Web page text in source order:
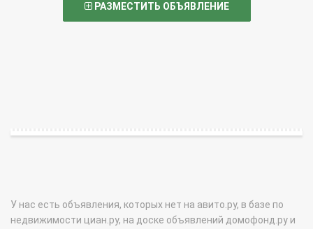
РАЗМЕСТИТЬ ОБЪЯВЛЕНИЕ
У нас есть объявления, которых нет на авито.ру, в базе по
недвижимости циан.ру, на доске объявлений домофонд.ру и